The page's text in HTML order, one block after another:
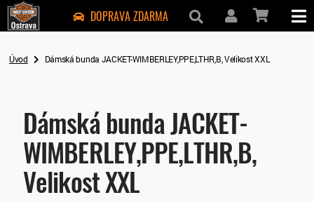
DOPRAVA ZDARMA
Úvod Dámská bunda JACKET-WIMBERLEY,PPE,LTHR,B, Velikost XXL
Dámská bunda JACKET-
WIMBERLEY,PPE,LTHR,B,
Velikost XXL